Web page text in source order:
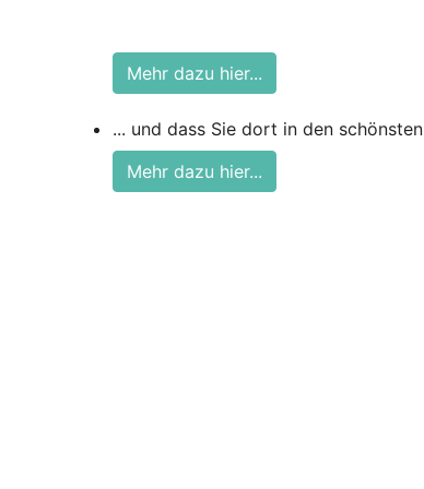
Mehr dazu hier...
... und dass Sie dort in den schönsten
Mehr dazu hier...